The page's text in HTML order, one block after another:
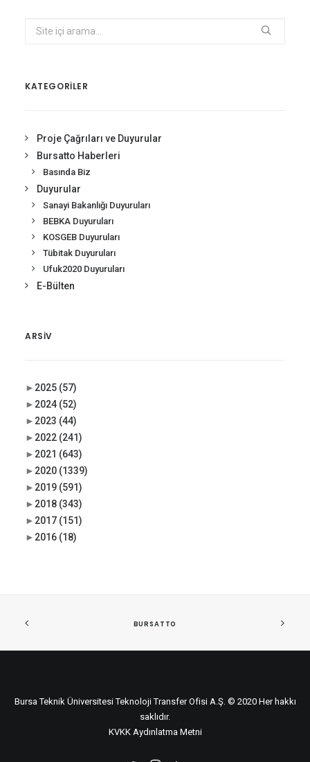
KATEGORİLER
Proje Çağrıları ve Duyurular
Bursatto Haberleri
Basında Biz
Duyurular
Sanayi Bakanlığı Duyuruları
BEBKA Duyuruları
KOSGEB Duyuruları
Tübitak Duyuruları
Ufuk2020 Duyuruları
E-Bülten
ARSIV
► 2025 (57)
► 2024 (52)
► 2023 (44)
► 2022 (241)
► 2021 (643)
► 2020 (1339)
► 2019 (591)
► 2018 (343)
► 2017 (151)
► 2016 (18)
BURSATTO
Bursa Teknik Üniversitesi Teknoloji Transfer Ofisi A.Ş. © 2020 Her hakkı
saklıdır.
KVKK Aydınlatma Metni